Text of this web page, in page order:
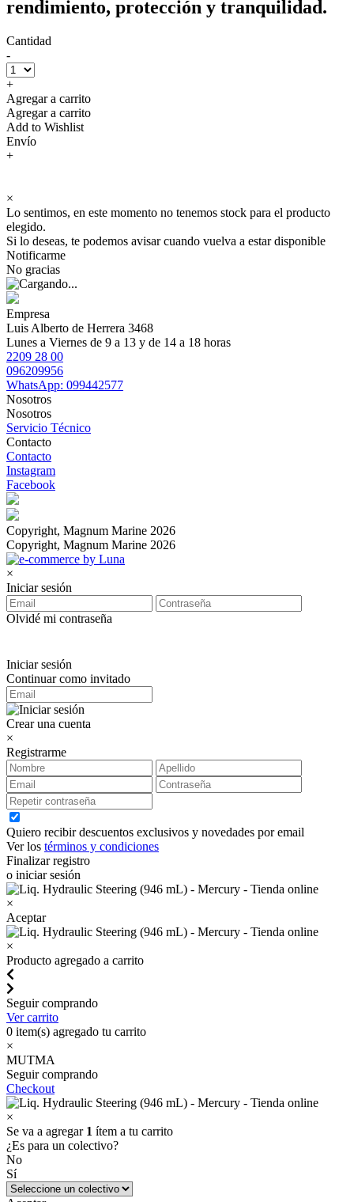
rendimiento, protección y tranquilidad.
Cantidad
-
+
Agregar a carrito
Agregar a carrito
Add to Wishlist
Envío
+
×
Lo sentimos, en este momento no tenemos stock para el producto
elegido.
Si lo deseas, te podemos avisar cuando vuelva a estar disponible
Notificarme
No gracias
Empresa
Luis Alberto de Herrera 3468
Lunes a Viernes de 9 a 13 y de 14 a 18 horas
2209 28 00
096209956
WhatsApp: 099442577
Nosotros
Nosotros
Servicio Técnico
Contacto
Contacto
Instagram
Facebook
Copyright, Magnum Marine 2026
Copyright, Magnum Marine 2026
×
Iniciar sesión
Olvidé mi contraseña
Iniciar sesión
Continuar como invitado
Crear una cuenta
×
Registrarme
Quiero recibir descuentos exclusivos y novedades por email
Ver los términos y condiciones
Finalizar registro
o iniciar sesión
×
Aceptar
×
Producto agregado a carrito
Seguir comprando
Ver carrito
0 item(s) agregado tu carrito
×
MUTMA
Seguir comprando
Checkout
×
Se va a agregar 1 ítem a tu carrito
¿Es para un colectivo?
No
Sí